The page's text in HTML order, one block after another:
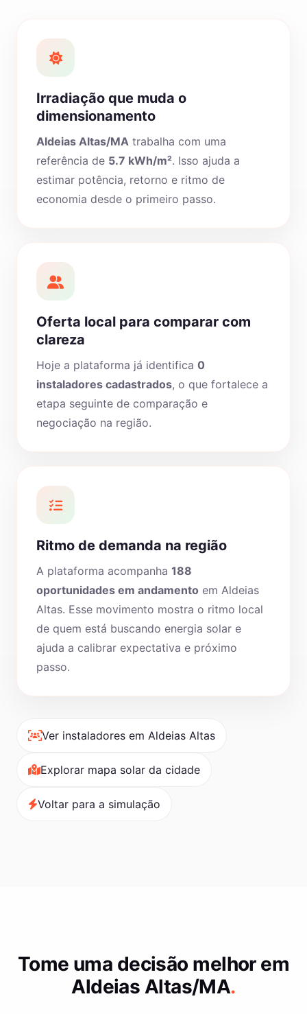
Irradiação que muda o
dimensionamento
Aldeias Altas/MA trabalha com uma
referência de 5.7 kWh/m². Isso ajuda a
estimar potência, retorno e ritmo de
economia desde o primeiro passo.
Oferta local para comparar com
clareza
Hoje a plataforma já identifica 0
instaladores cadastrados, o que fortalece a
etapa seguinte de comparação e
negociação na região.
Ritmo de demanda na região
A plataforma acompanha 188
oportunidades em andamento em Aldeias
Altas. Esse movimento mostra o ritmo local
de quem está buscando energia solar e
ajuda a calibrar expectativa e próximo
passo.
Ver instaladores em Aldeias Altas
Explorar mapa solar da cidade
Voltar para a simulação
Tome uma decisão melhor em
Aldeias Altas/MA.